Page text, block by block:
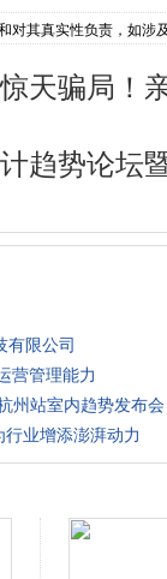
对其真实性负责，如涉
天骗局！
趋势论坛
有限公司
营管理能力
州站室内趋势发布会
业增添澎湃动力